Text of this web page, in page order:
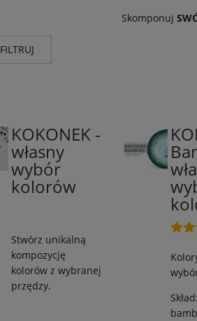
Skomponuj
FILTRUJ
do 72 godz.
do 5 dni rob. -
kręcimy na
KOKONEK -
własny
wybór
kolorów
Merino,
Stwórz unikalną
kompozycję
kolorów z wybranej
przędzy.